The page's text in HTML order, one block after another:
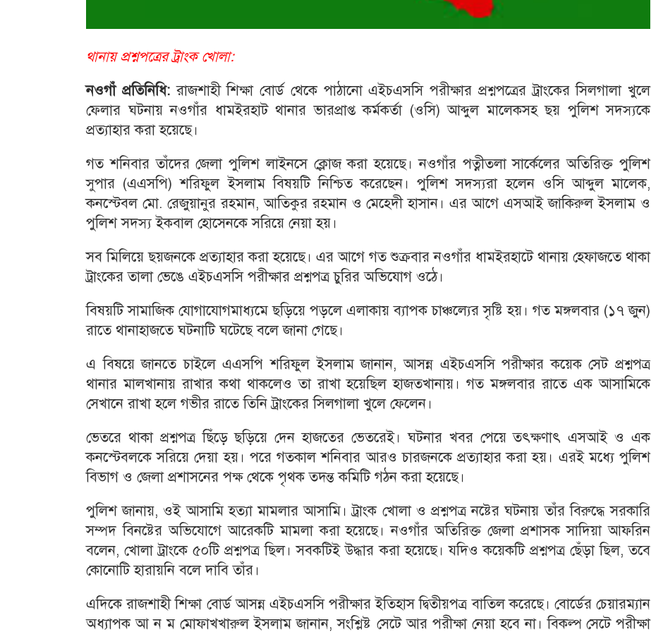
থানায় প্রশ্নপত্রের ট্রাংক খোলা:
নওগাঁ প্রতিনিধি:রাজশাহী শিক্ষা বোর্ড থেকে পাঠানো এইচএসসি পরীক্ষার প্রশ্নপত্রের ট্রাংকের সিলগালা খুলে
ফেলার ঘটনায় নওগাঁর ধামইরহাট থানার ভারপ্রাপ্ত কর্মকর্তা (ওসি) আব্দুল মালেকসহ ছয় পুলিশ সদস্যকে
প্রত্যাহার করা হয়েছে।
গত শনিবার তাঁদের জেলা পুলিশ লাইনসে ক্লোজ করা হয়েছে। নওগাঁর পত্নীতলা সার্কেলের অতিরিক্ত পুলিশ
সুপার (এএসপি) শরিফুল ইসলাম বিষয়টি নিশ্চিত করেছেন। পুলিশ সদস্যরা হলেন ওসি আব্দুল মালেক,
কনস্টেবল মো. রেজুয়ানুর রহমান, আতিকুর রহমান ও মেহেদী হাসান। এর আগে এসআই জাকিরুল ইসলাম ও
পুলিশ সদস্য ইকবাল হোসেনকে সরিয়ে নেয়া হয়।
সব মিলিয়ে ছয়জনকে প্রত্যাহার করা হয়েছে। এর আগে গত শুক্রবার নওগাঁর ধামইরহাটে থানায় হেফাজতে থাকা
ট্রাংকের তালা ভেঙে এইচএসসি পরীক্ষার প্রশ্নপত্র চুরির অভিযোগ ওঠে।
বিষয়টি সামাজিক যোগাযোগমাধ্যমে ছড়িয়ে পড়লে এলাকায় ব্যাপক চাঞ্চল্যের সৃষ্টি হয়। গত মঙ্গলবার (১৭ জুন)
রাতে থানাহাজতে ঘটনাটি ঘটেছে বলে জানা গেছে।
এ বিষয়ে জানতে চাইলে এএসপি শরিফুল ইসলাম জানান, আসন্ন এইচএসসি পরীক্ষার কয়েক সেট প্রশ্নপত্র
থানার মালখানায় রাখার কথা থাকলেও তা রাখা হয়েছিল হাজতখানায়। গত মঙ্গলবার রাতে এক আসামিকে
সেখানে রাখা হলে গভীর রাতে তিনি ট্রাংকের সিলগালা খুলে ফেলেন।
ভেতরে থাকা প্রশ্নপত্র ছিঁড়ে ছড়িয়ে দেন হাজতের ভেতরেই। ঘটনার খবর পেয়ে তৎক্ষণাৎ এসআই ও এক
কনস্টেবলকে সরিয়ে দেয়া হয়। পরে গতকাল শনিবার আরও চারজনকে প্রত্যাহার করা হয়। এরই মধ্যে পুলিশ
বিভাগ ও জেলা প্রশাসনের পক্ষ থেকে পৃথক তদন্ত কমিটি গঠন করা হয়েছে।
পুলিশ জানায়, ওই আসামি হত্যা মামলার আসামি। ট্রাংক খোলা ও প্রশ্নপত্র নষ্টের ঘটনায় তাঁর বিরুদ্ধে সরকারি
সম্পদ বিনষ্টের অভিযোগে আরেকটি মামলা করা হয়েছে। নওগাঁর অতিরিক্ত জেলা প্রশাসক সাদিয়া আফরিন
বলেন, খোলা ট্রাংকে ৫০টি প্রশ্নপত্র ছিল। সবকটিই উদ্ধার করা হয়েছে। যদিও কয়েকটি প্রশ্নপত্র ছেঁড়া ছিল, তবে
কোনোটি হারায়নি বলে দাবি তাঁর।
এদিকে রাজশাহী শিক্ষা বোর্ড আসন্ন এইচএসসি পরীক্ষার ইতিহাস দ্বিতীয়পত্র বাতিল করেছে। বোর্ডের চেয়ারম্যান
অধ্যাপক আ ন ম মোফাখখারুল ইসলাম জানান, সংশ্লিষ্ট সেটে আর পরীক্ষা নেয়া হবে না। বিকল্প সেটে পরীক্ষা